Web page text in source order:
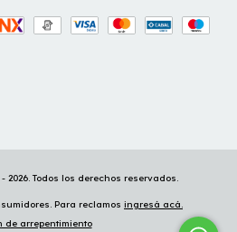
2026. Todos los derechos reservados.
Para reclamos ingresá acá.
de arrepentimiento